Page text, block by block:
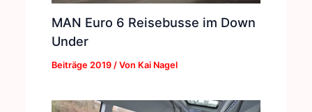
MAN Euro 6 Reisebusse im Down
Under
Beiträge 2019/ Von Kai Nagel